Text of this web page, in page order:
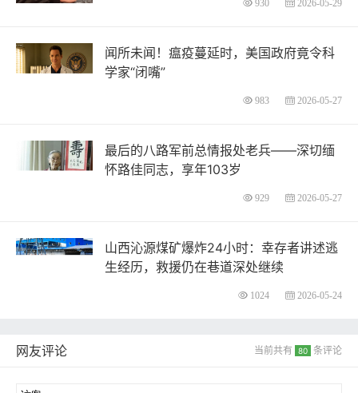
930 2026-05-29
闻所未闻！瘟疫蔓延时，美国政府竟令科
学家“闭嘴”
983 2026-05-27
最后的八路军前总情报处老兵——深切缅
怀路佳同志，享年103岁
929 2026-05-27
山西沁源煤矿爆炸24小时：幸存者讲述逃
生经历，救援仍在巷道深处继续
1024 2026-05-24
网友评论 当前共有 80 条评论